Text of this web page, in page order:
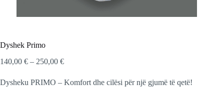
Dyshek Primo
140,00 € – 250,00 €Price
140,00 €
through
Dysheku PRIMO – Komfort dhe cilësi për një gjumë të qetë!